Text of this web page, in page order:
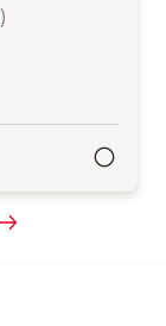
)